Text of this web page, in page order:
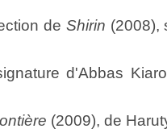
de Shirin (2008),
d'Abbas
(2009), de